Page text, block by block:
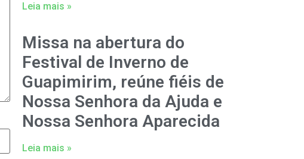
Leia mais »
Missa na abertura do
Festival de Inverno de
Guapimirim, reúne fiéis de
Nossa Senhora da Ajuda e
Nossa Senhora Aparecida
Leia mais »